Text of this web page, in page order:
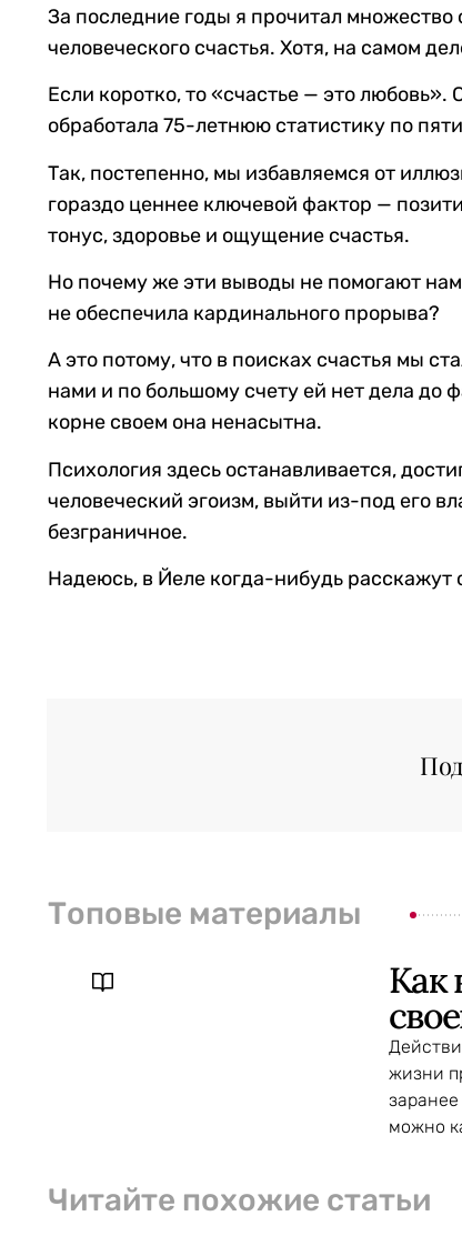
За последние годы я прочитал множество
человеческого счастья. Хотя, на самом
Если коротко, то «счастье — это
обработала 75-летнюю статистику по
Так, постепенно, мы избавляемся от
гораздо ценнее ключевой фактор —
тонус, здоровье и ощущение счастья.
Но почему же эти выводы не помогают
не обеспечила кардинального прорыва?
А это потому, что в поисках счастья мы
нами и по большому счету ей нет дела до
корне своем она ненасытна.
Психология здесь останавливается,
человеческий эгоизм, выйти из-под его
безграничное.
Надеюсь, в Йеле когда-нибудь
Топовые материалы
Как
жизни
можно
Читайте похожие статьи